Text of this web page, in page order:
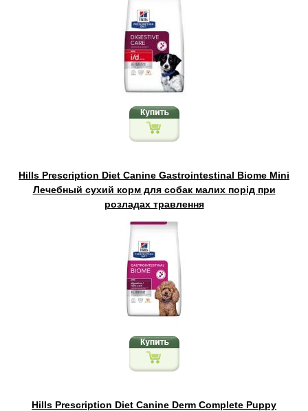
Hills Prescription Diet Canine Gastrointestinal Biome Mini
Лечебный сухий корм для собак малих порід при
розладах травлення
Hills Prescription Diet Canine Derm Complete Puppy